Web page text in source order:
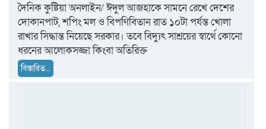
দৈনিক কুষ্টিয়া অনলাইন/ ঈদুল আজহাকে সামনে রেখে দেশের
দোকানপাট, শপিং মল ও বিপণিবিতান রাত ১০টা পর্যন্ত খোলা
রাখার সিদ্ধান্ত নিয়েছে সরকার। তবে বিদ্যুৎ সাশ্রয়ের স্বার্থে কোনো
ধরনের আলোকসজ্জা কিংবা অতিরিক্ত
বিস্তারিত...